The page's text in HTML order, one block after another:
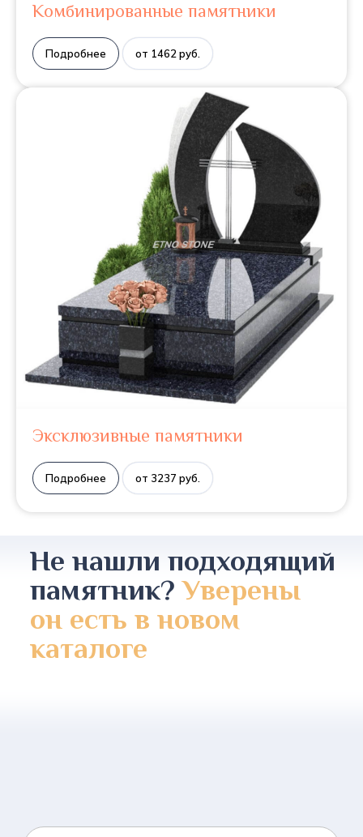
Комбинированные памятники
Подробнее от 1462 руб.
Эксклюзивные памятники
Подробнее от 3237 руб.
Не нашли подходящий
памятник?Уверены
он есть в новом
каталоге